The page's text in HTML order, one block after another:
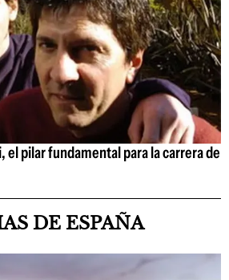
el pilar fundamental para la carrera de
DE ESPAÑA